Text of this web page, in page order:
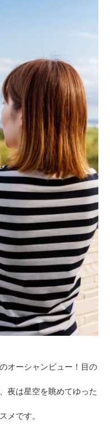
オーシャンビュー！目の
夜は星空を眺めてゆった
メです。